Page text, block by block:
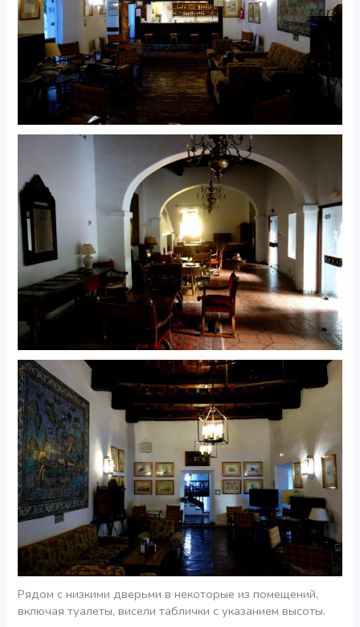
Рядом с низкими дверьми в некоторые из помещений,
включая туалеты, висели таблички с указанием высоты.